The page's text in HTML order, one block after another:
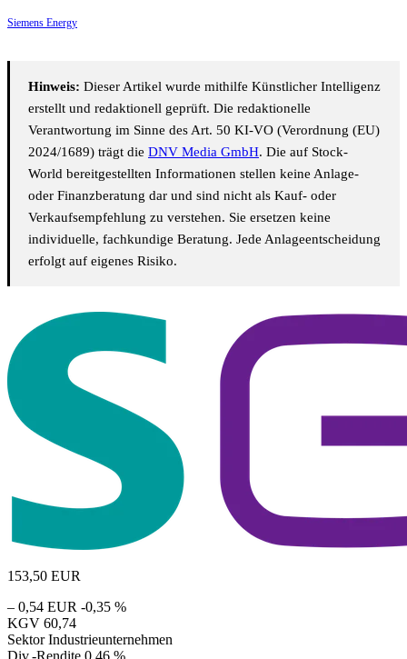
Siemens Energy
Hinweis: Dieser Artikel wurde mithilfe Künstlicher Intelligenz
erstellt und redaktionell geprüft. Die redaktionelle
Verantwortung im Sinne des Art. 50 KI-VO (Verordnung (EU)
2024/1689) trägt die DNV Media GmbH. Die auf Stock-
World bereitgestellten Informationen stellen keine Anlage-
oder Finanzberatung dar und sind nicht als Kauf- oder
Verkaufsempfehlung zu verstehen. Sie ersetzen keine
individuelle, fachkundige Beratung. Jede Anlageentscheidung
erfolgt auf eigenes Risiko.
153,50 EUR
– 0,54 EUR -0,35 %
KGV 60,74
Sektor Industrieunternehmen
Div.-Rendite 0,46 %